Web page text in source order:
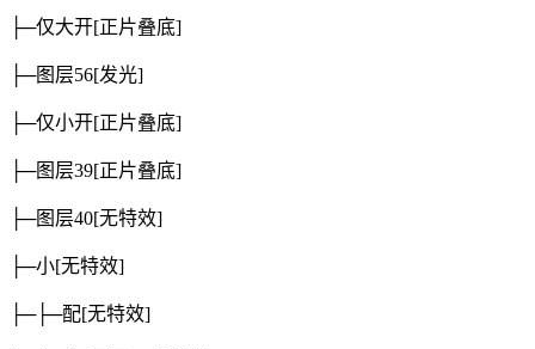
├─仅大开[正片叠底]
├─图层56[发光]
├─仅小开[正片叠底]
├─图层39[正片叠底]
├─图层40[无特效]
├─小[无特效]
├─├─配[无特效]